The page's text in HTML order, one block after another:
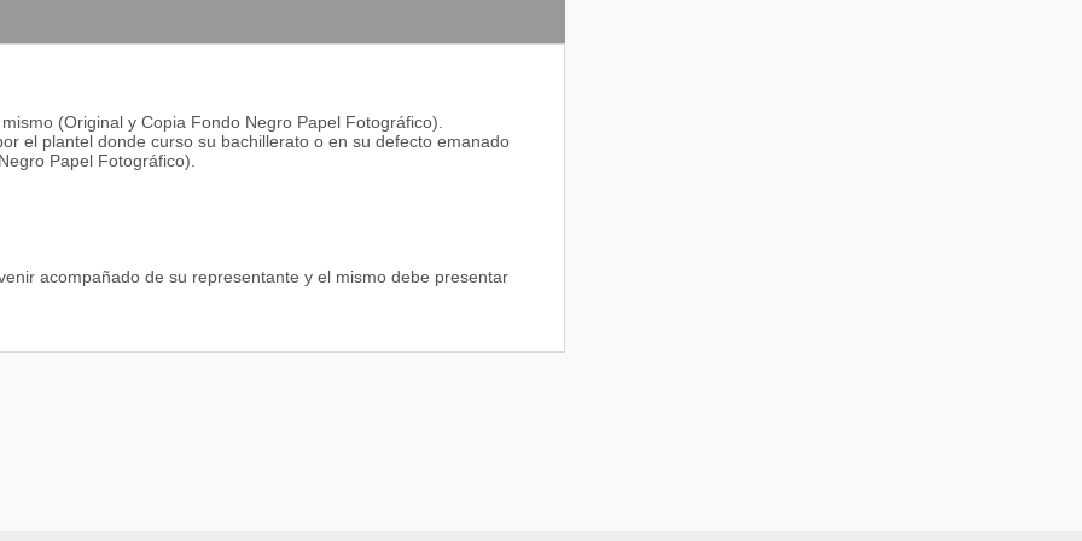
243 INA-233
0 2 2 1 INV-343
3 2 5 4 ORV-433
(Original y Copia Fondo Negro Papel Fotográfico).
el plantel donde curso su bachillerato o en su defecto emanado
Papel Fotográfico).
acompañado de su representante y el mismo debe presentar